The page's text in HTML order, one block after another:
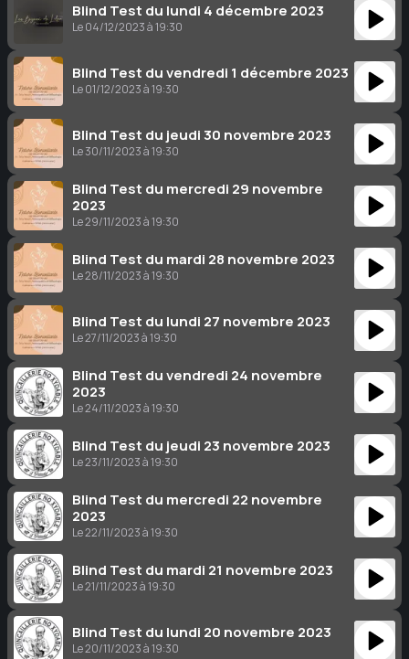
Blind Test du lundi 4 décembre 2023
Le 04/12/2023 à 19:30
Blind Test du vendredi 1 décembre 2023
Le 01/12/2023 à 19:30
Blind Test du jeudi 30 novembre 2023
Le 30/11/2023 à 19:30
Blind Test du mercredi 29 novembre
2023
Le 29/11/2023 à 19:30
Blind Test du mardi 28 novembre 2023
Le 28/11/2023 à 19:30
Blind Test du lundi 27 novembre 2023
Le 27/11/2023 à 19:30
Blind Test du vendredi 24 novembre
2023
Le 24/11/2023 à 19:30
Blind Test du jeudi 23 novembre 2023
Le 23/11/2023 à 19:30
Blind Test du mercredi 22 novembre
2023
Le 22/11/2023 à 19:30
Blind Test du mardi 21 novembre 2023
Le 21/11/2023 à 19:30
Blind Test du lundi 20 novembre 2023
Le 20/11/2023 à 19:30